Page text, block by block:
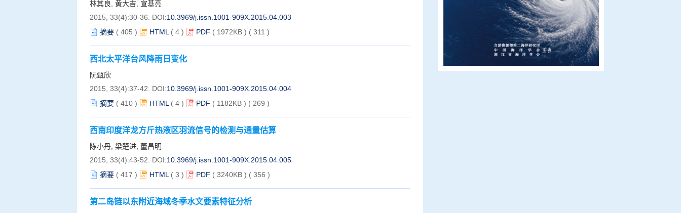
林其良, 黄大吉, 宣基亮
2015, 33(4):30-36. DOI:10.3969/j.issn.1001-909X.2015.04.003
摘要 ( 405 ) HTML ( 4 ) PDF ( 1972KB ) ( 311 )
西北太平洋台风降雨日变化
阮甄欣
2015, 33(4):37-42. DOI:10.3969/j.issn.1001-909X.2015.04.004
摘要 ( 410 ) HTML ( 4 ) PDF ( 1182KB ) ( 269 )
西南印度洋龙方斤热液区羽流信号的检测与通量估算
陈小丹, 梁楚进, 董昌明
2015, 33(4):43-52. DOI:10.3969/j.issn.1001-909X.2015.04.005
摘要 ( 417 ) HTML ( 3 ) PDF ( 3240KB ) ( 356 )
第二岛链以东附近海域冬季水文要素特征分析